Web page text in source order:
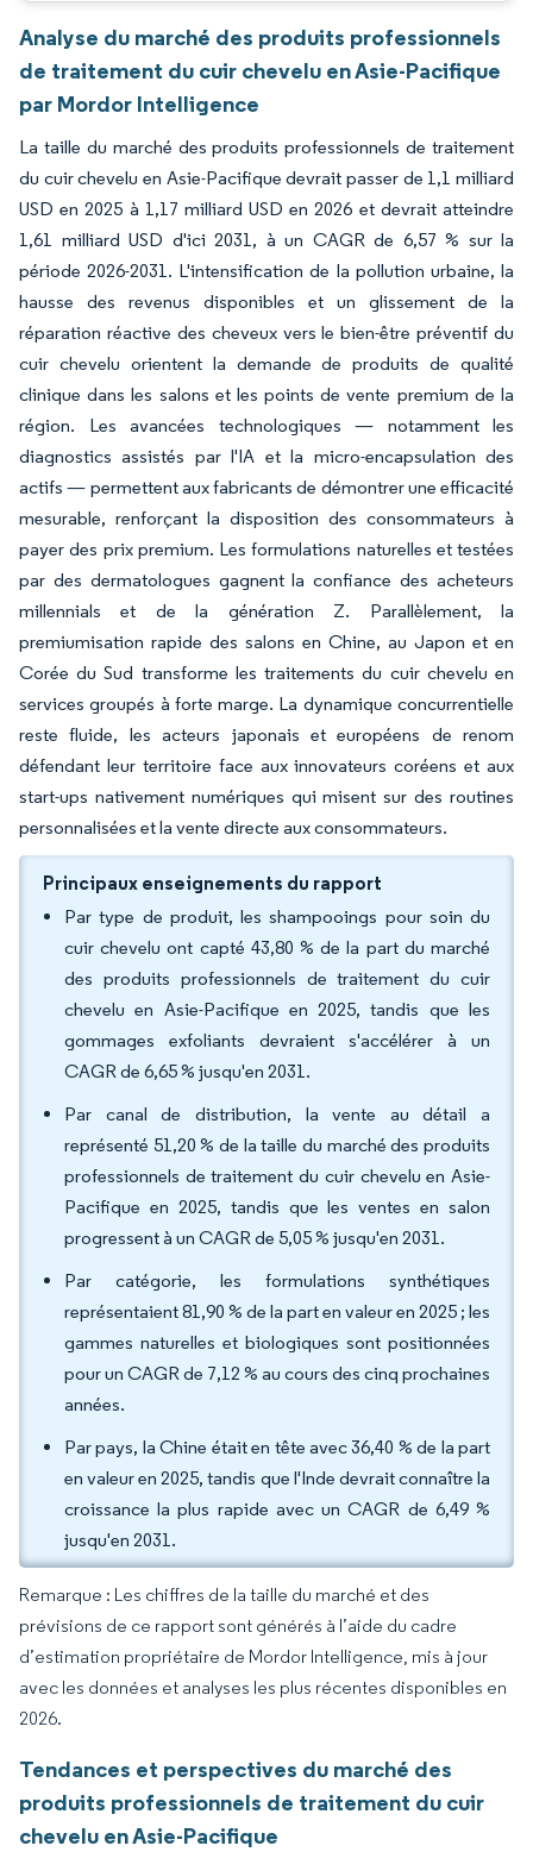
Analyse du marché des produits professionnels
de traitement du cuir chevelu en Asie-Pacifique
par Mordor Intelligence
La taille du marché des produits professionnels de traitement
du cuir chevelu en Asie-Pacifique devrait passer de 1,1 milliard
USD en 2025 à 1,17 milliard USD en 2026 et devrait atteindre
1,61 milliard USD d'ici 2031, à un CAGR de 6,57 % sur la
période 2026-2031. L'intensification de la pollution urbaine, la
hausse des revenus disponibles et un glissement de la
réparation réactive des cheveux vers le bien-être préventif du
cuir chevelu orientent la demande de produits de qualité
clinique dans les salons et les points de vente premium de la
région. Les avancées technologiques — notamment les
diagnostics assistés par l'IA et la micro-encapsulation des
actifs — permettent aux fabricants de démontrer une efficacité
mesurable, renforçant la disposition des consommateurs à
payer des prix premium. Les formulations naturelles et testées
par des dermatologues gagnent la confiance des acheteurs
millennials et de la génération Z. Parallèlement, la
premiumisation rapide des salons en Chine, au Japon et en
Corée du Sud transforme les traitements du cuir chevelu en
services groupés à forte marge. La dynamique concurrentielle
reste fluide, les acteurs japonais et européens de renom
défendant leur territoire face aux innovateurs coréens et aux
start-ups nativement numériques qui misent sur des routines
personnalisées et la vente directe aux consommateurs.
Principaux enseignements du rapport
Par type de produit, les shampooings pour soin du
cuir chevelu ont capté 43,80 % de la part du marché
des produits professionnels de traitement du cuir
chevelu en Asie-Pacifique en 2025, tandis que les
gommages exfoliants devraient s'accélérer à un
CAGR de 6,65 % jusqu'en 2031.
Par canal de distribution, la vente au détail a
représenté 51,20 % de la taille du marché des produits
professionnels de traitement du cuir chevelu en Asie-
Pacifique en 2025, tandis que les ventes en salon
progressent à un CAGR de 5,05 % jusqu'en 2031.
Par catégorie, les formulations synthétiques
représentaient 81,90 % de la part en valeur en 2025 ; les
gammes naturelles et biologiques sont positionnées
pour un CAGR de 7,12 % au cours des cinq prochaines
années.
Par pays, la Chine était en tête avec 36,40 % de la part
en valeur en 2025, tandis que l'Inde devrait connaître la
croissance la plus rapide avec un CAGR de 6,49 %
jusqu'en 2031.
Remarque : Les chiffres de la taille du marché et des
prévisions de ce rapport sont générés à l’aide du cadre
d’estimation propriétaire de Mordor Intelligence, mis à jour
avec les données et analyses les plus récentes disponibles en
2026.
Tendances et perspectives du marché des
produits professionnels de traitement du cuir
chevelu en Asie-Pacifique